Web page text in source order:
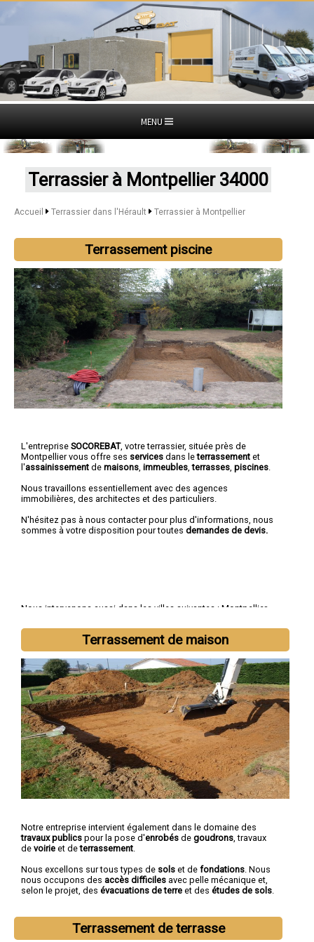
MENU
Terrassier à Montpellier 34000
Accueil Terrassier dans l'Hérault Terrassier à Montpellier
Terrassement piscine
L'entreprise SOCOREBAT, votre terrassier, située près de
Montpellier vous offre ses services dans leterrassement et
l'assainissement de maisons immeubles ,terrasses piscines
Nous travaillons essentiellement avec des agences
immobilières, des architectes et des particuliers.
N'hésitez pas à nous contacter pour plus d'informations, nous
sommes à votre disposition pour toutes demandes de devis.
Nous intervenons aussi dans les villes suivantes : Montpellier,
Castelnau-le-Lez,Mèze
Terrassement de maison
Notre entreprise intervient également dans le domaine des
travaux publics pour la pose d'enrobés de goudrons , travaux
de voirie et deterrassement
Nous excellons sur tous types de sols et de fondations . Nous
nous occupons des accès difficiles avec pelle mécanique et,
selon le projet, des évacuations de terre et des études de sols
Terrassement de terrasse